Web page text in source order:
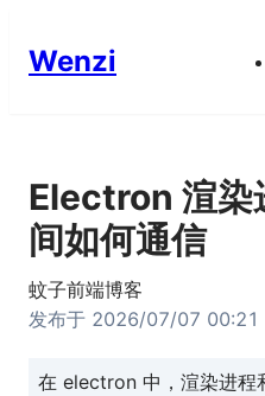
Wenzi
Electron 渲染
间如何通信
蚊子前端博客
发布于 2026/07/07 00:21
在 electron 中，渲染进程